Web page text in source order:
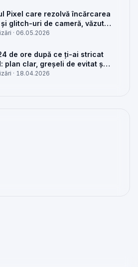
Pixel care rezolvă încărcarea
glitch-uri de cameră, văzut
· 06.05.2026
de ore după ce ți-ai stricat
plan clar, greșeli de evitat și
merită reparat
· 18.04.2026